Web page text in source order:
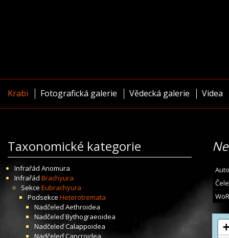
Krabi Fotografická galerie Vědecká galerie Videa
Taxonomické kategorie
Infrařád Anomura
Infrařád Brachyura
Sekce Eubrachyura
Podsekce Heterotremata
NadčeleďAethroidea
NadčeleďBythograeoidea
NadčeleďCalappoidea
NadčeleďCancroidea
+